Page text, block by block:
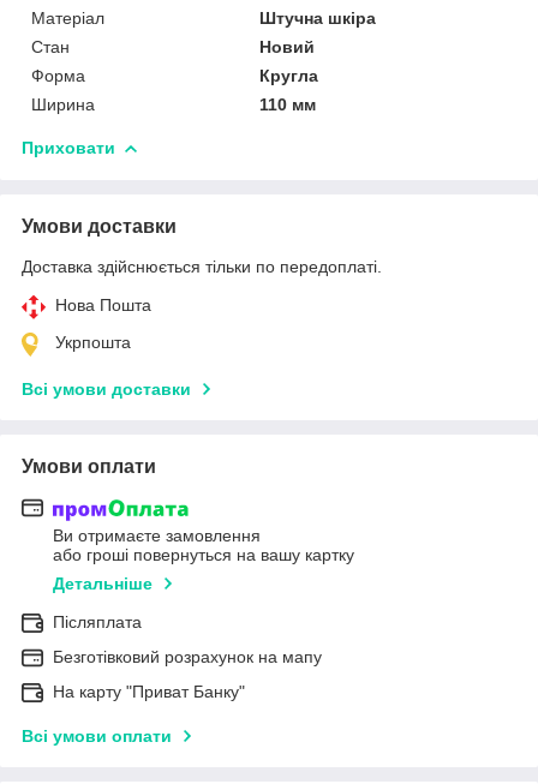
Матеріал
Штучна шкіра
Стан
Новий
Форма
Кругла
Ширина
110 мм
Приховати
Умови доставки
Доставка здійснюється тільки по передоплаті.
Нова Пошта
Укрпошта
Всі умови доставки
Умови оплати
Ви отримаєте замовлення
або гроші повернуться на вашу картку
Детальніше
Післяплата
Безготівковий розрахунок на мапу
На карту "Приват Банку"
Всі умови оплати